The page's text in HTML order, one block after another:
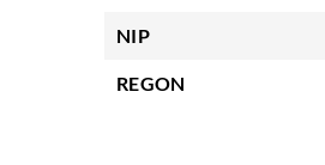
NIP
REGON